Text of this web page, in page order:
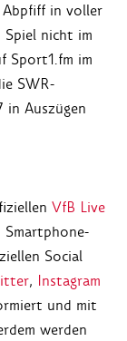
Abpfiff in voller
Spiel nicht im
Sport1.fm im
SWR-
in Auszügen
VfB Live
Social
, Instagram
und mit
werden